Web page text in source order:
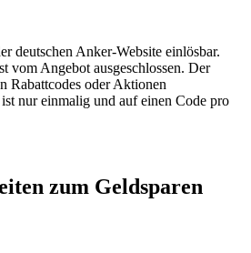
deutschen Anker-Website einlösbar.
vom Angebot ausgeschlossen. Der
Rabattcodes oder Aktionen
nur einmalig und auf einen Code pro
zum Geldsparen